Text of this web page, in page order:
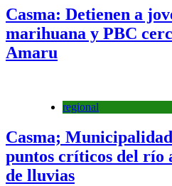
Casma: Detienen a
marihuana y PBC
Amaru
regional
Casma;
puntos críticos del río
de lluvias